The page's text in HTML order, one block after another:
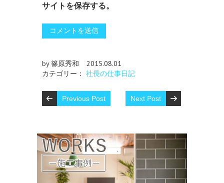
サイトを保存する。
by 篠原秀和
2015.08.01
カテゴリー： 社長の仕事日記
Previous Post Next Post